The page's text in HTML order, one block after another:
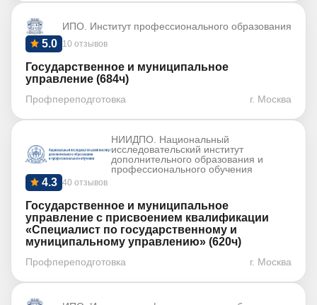
ИПО. Институт профессионального образования
10 отзывов
5.0
Государственное и муниципальное
управление (684ч)
Профпереподготовка г. Москва
НИИДПО. Национальный
исследовательский институт
дополнительного образования и
профессионального обучения
40 отзывов
4.3
Государственное и муниципальное
управление с присвоением квалификации
«Специалист по государственному и
муниципальному управлению» (620ч)
Профпереподготовка г. Москва